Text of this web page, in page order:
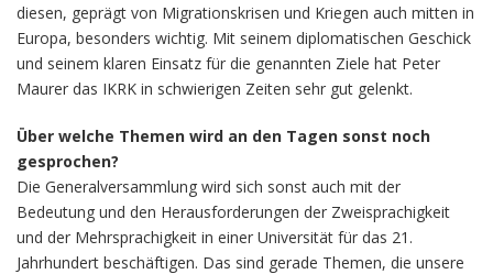
diesen, geprägt von Migrationskrisen und Kriegen auch mitten in
Europa, besonders wichtig. Mit seinem diplomatischen Geschick
und seinem klaren Einsatz für die genannten Ziele hat Peter
Maurer das IKRK in schwierigen Zeiten sehr gut gelenkt.
Über welche Themen wird an den Tagen sonst noch
gesprochen?
Die Generalversammlung wird sich sonst auch mit der
Bedeutung und den Herausforderungen der Zweisprachigkeit
und der Mehrsprachigkeit in einer Universität für das 21.
Jahrhundert beschäftigen. Das sind gerade Themen, die unsere